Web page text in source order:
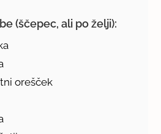
(ščepec, ali po želji):
orešček